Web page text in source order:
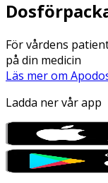
För vårdens
på din medicin
Läs mer om
Ladda ner vår app